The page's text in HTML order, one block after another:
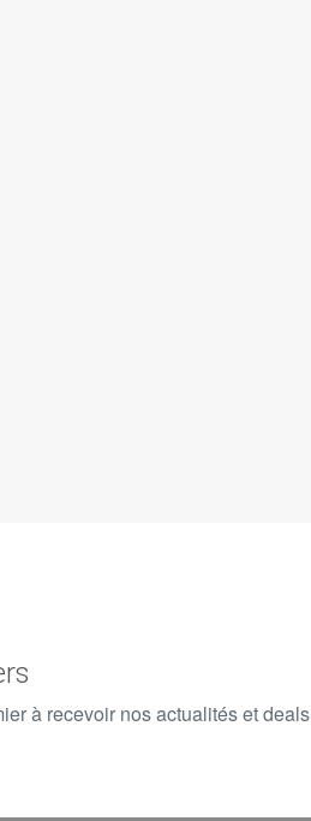
à recevoir nos actualités et deals